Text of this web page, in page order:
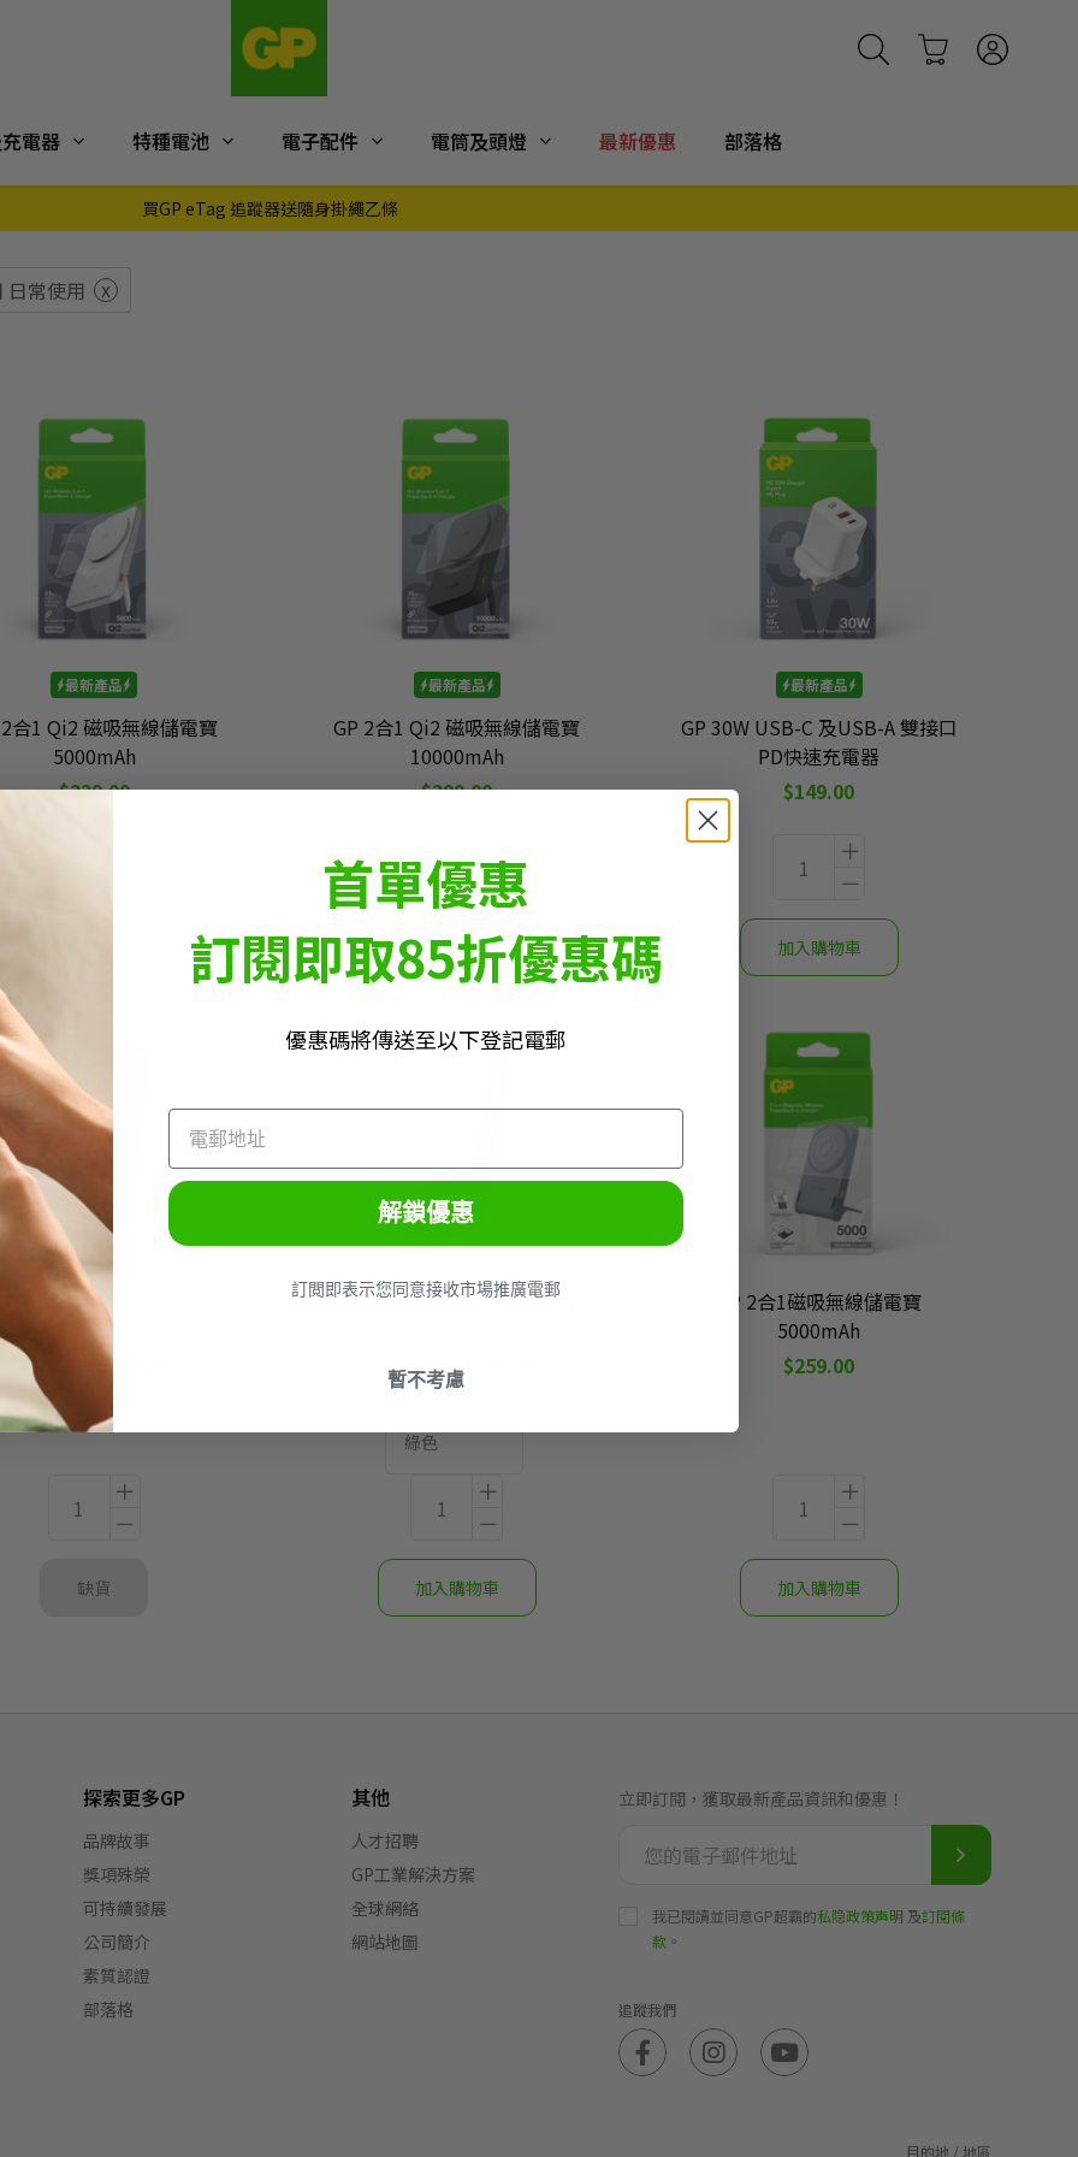
電器 特種電池 電子配件 電筒及頭燈 最新優惠 部落格
買GP eTag 追蹤器送隨身掛繩乙條
日常使用 x
最新產品
合1 Qi2 磁吸無線儲電寶
5000mAh
$229.00
最新產品
GP 2合1 Qi2 磁吸無線儲電寶
10000mAh
$299.00
最新產品
GP 30W USB-C 及USB-A 雙接口
PD快速充電器
$149.00
系列儲電寶 20000mAh
M20C
$459.00
$359.00
GP M2+系列儲電寶10000mAh
$259.00 $199.00
綠色
GP 2合1磁吸無線儲電寶
5000mAh
$259.00
探索更多GP
品牌故事
獎項殊榮
可持續發展
公司簡介
素質認證
部落格
其他
人才招聘
GP工業解決方案
全球網絡
網站地圖
立即訂閱，獲取最新產品資訊和優惠！
我已閱讀並同意GP超霸的私隐政策声明 及訂閱條
款 。
追蹤我們
目的地 / 地區
首單優惠
訂閱即取85折優惠碼
優惠碼將傳送至以下登記電郵
解鎖優惠
訂閲即表示您同意接收市場推廣電郵
暫不考慮